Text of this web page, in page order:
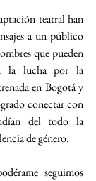
teatral han
a un público
que pueden
la lucha por la
en Bogotá y
conectar con
del todo la
de género.
seguimos